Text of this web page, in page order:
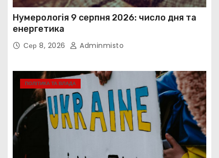
Нумерологія 9 серпня 2026: число дня та
енергетика
Сер 8, 2026 Adminmisto
ПОЛІТИКА ТА ВЛАДА